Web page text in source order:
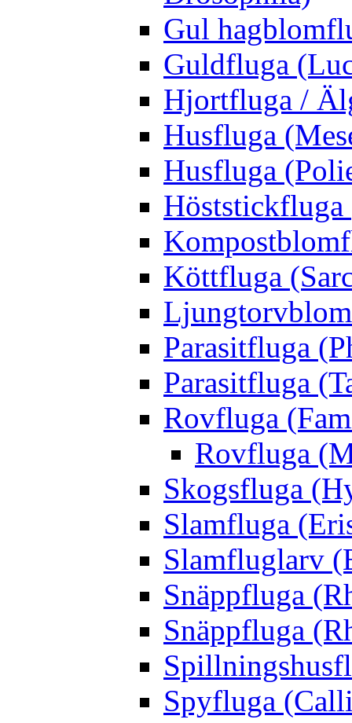
Gul
Guldfluga
Hjortfluga /
Husfluga
Husfluga
Höststickfluga
Köttfluga
Parasitfluga
Parasitfluga
Rovfluga
Rovfluga
Skogsfluga
Slamfluga
Slamfluglarv
Snäppfluga
Snäppfluga
Spyfluga